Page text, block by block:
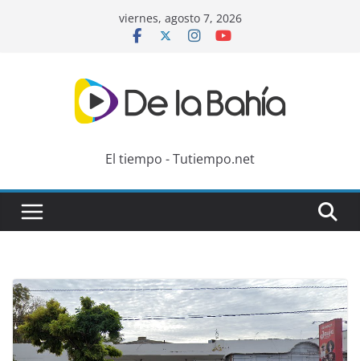
viernes, agosto 7, 2026
El tiempo - Tutiempo.net